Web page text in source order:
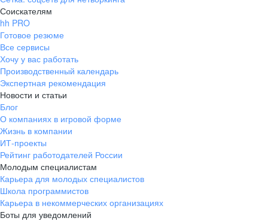
Соискателям
hh PRO
Готовое резюме
Все сервисы
Хочу у вас работать
Производственный календарь
Экспертная рекомендация
Новости и статьи
Блог
О компаниях в игровой форме
Жизнь в компании
ИТ-проекты
Рейтинг работодателей России
Молодым специалистам
Карьера для молодых специалистов
Школа программистов
Карьера в некоммерческих организациях
Боты для уведомлений